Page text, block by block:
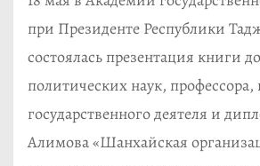
при Президенте Республики
состоялась презентация книги
политических наук, профессора,
государственного деятеля и
Алимова «Шанхайская